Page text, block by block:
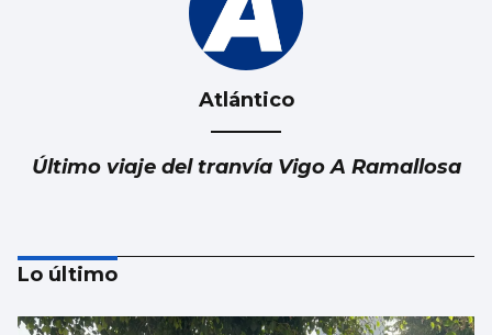
Atlántico
Último viaje del tranvía Vigo A Ramallosa
Lo último